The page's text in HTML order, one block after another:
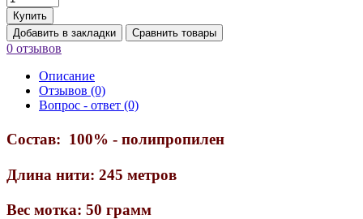
Купить
Добавить в закладки
Сравнить товары
0 отзывов
Описание
Отзывов (0)
Вопрос - ответ (0)
Состав: 100% - полипропилен
Длина нити: 245 метров
Вес мотка: 50 грамм